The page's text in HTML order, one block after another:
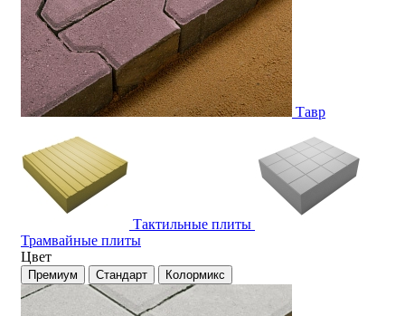
Тавр
Тактильные плиты
Трамвайные плиты
Цвет
Премиум Стандарт Колормикс